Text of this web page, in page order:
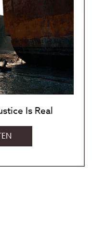
Is Real